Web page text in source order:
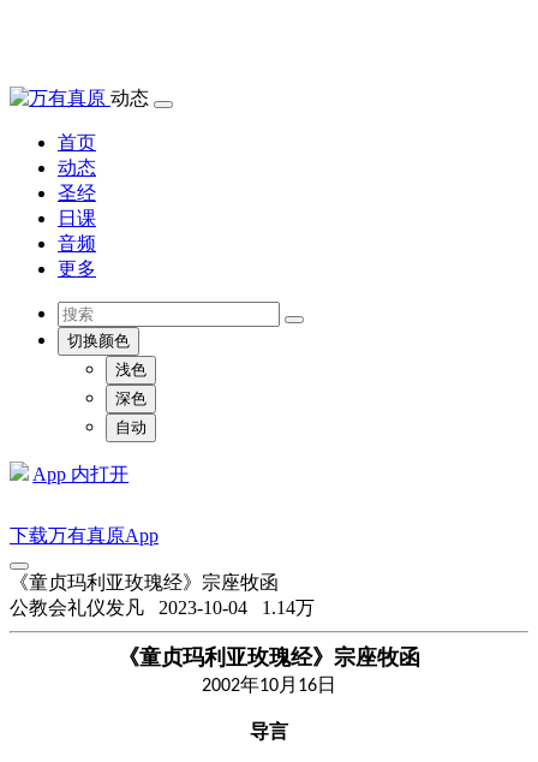
动态
首页
动态
圣经
日课
音频
更多
切换颜色
浅色
深色
自动
App 内打开
下载万有真原App
《童贞玛利亚玫瑰经》宗座牧函
公教会礼仪发凡 2023-10-04 1.14万
《童贞玛利亚玫瑰经》宗座牧函
2002年10月 16日
导言